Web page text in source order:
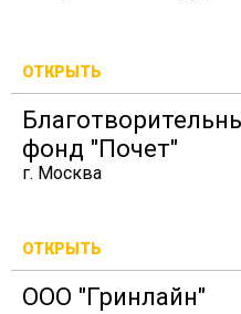
ОТКРЫТЬ
фонд "Почет"
г. Москва
ОТКРЫТЬ
ООО "Гринлайн"